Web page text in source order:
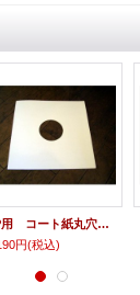
LP用 コート紙丸穴ジャケ 10枚セット
円(税込)